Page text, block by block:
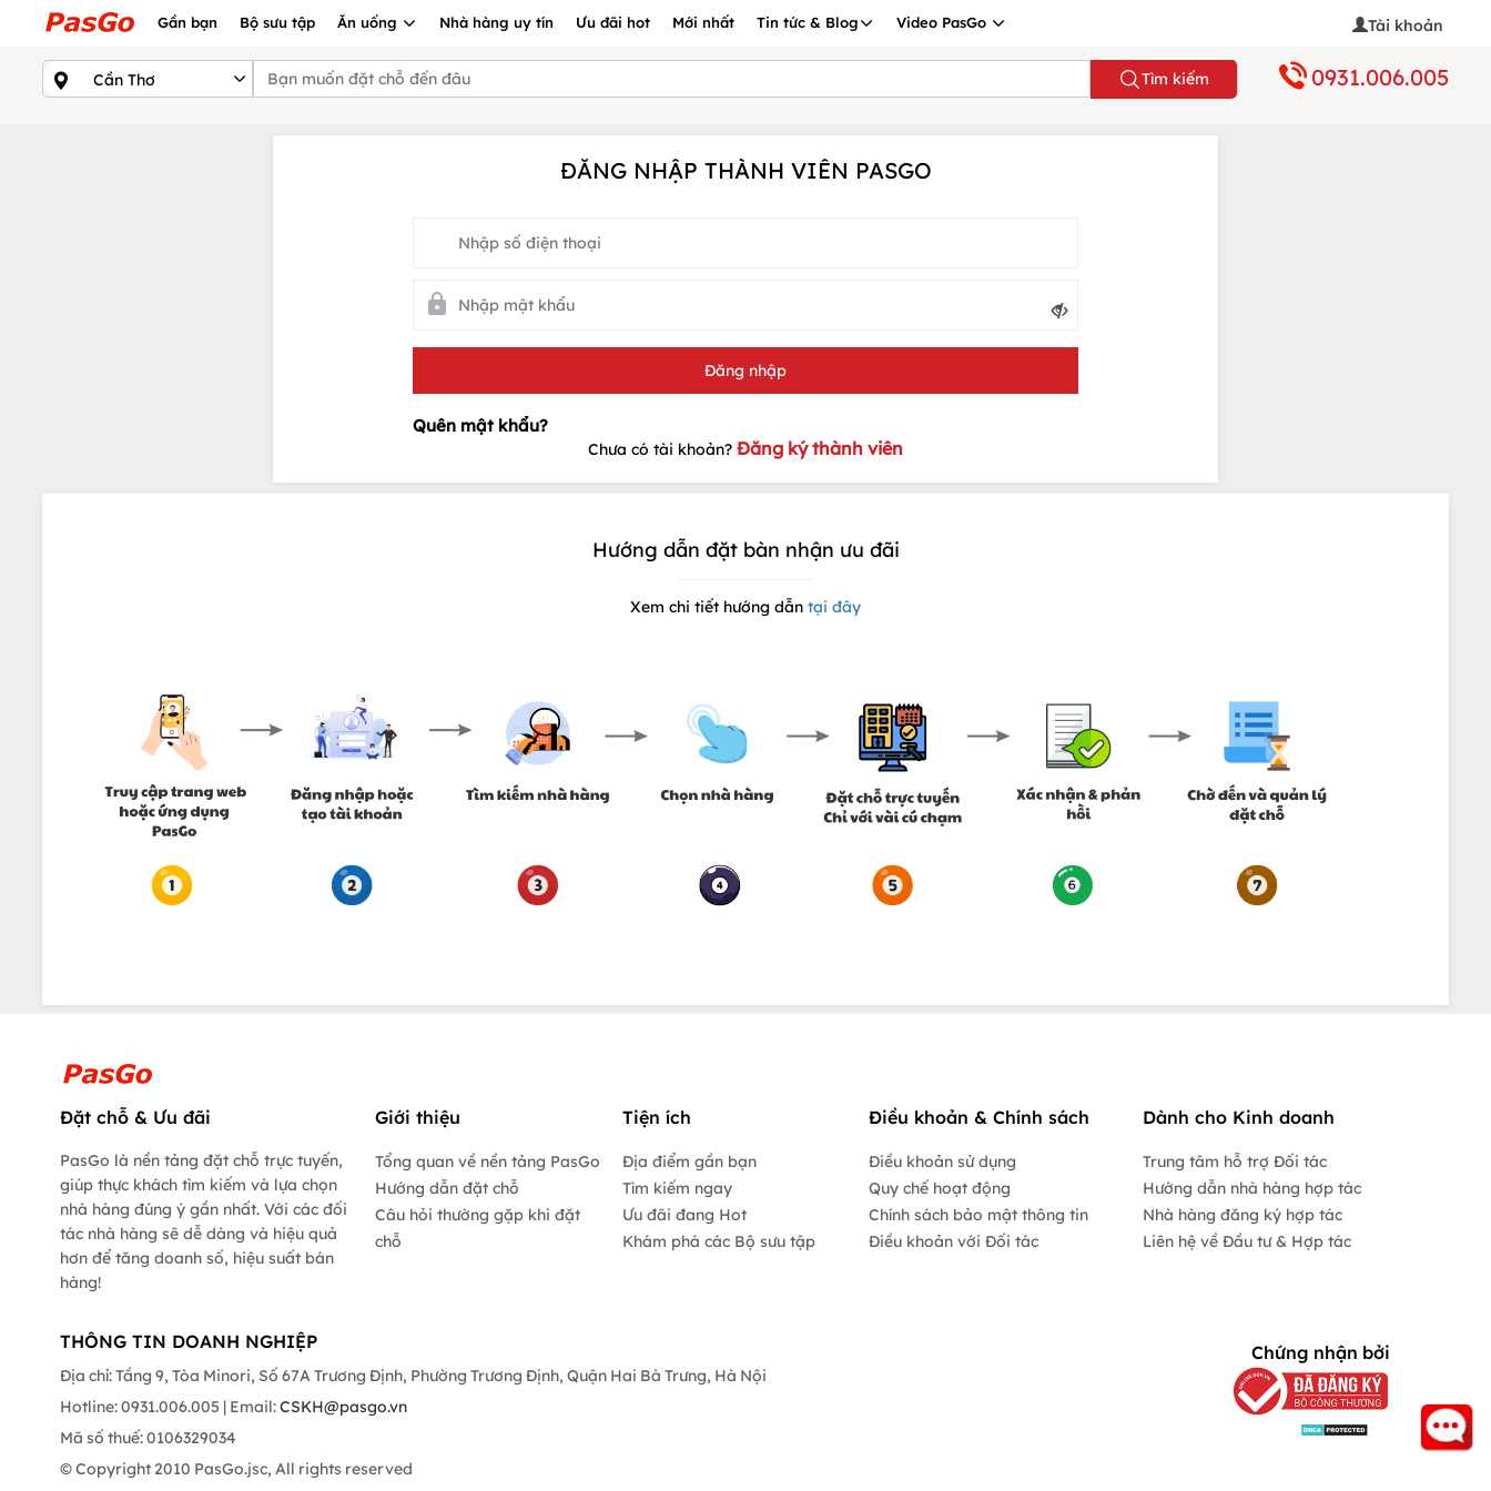
Gần bạn Bộ sưu tập Ăn uống Nhà hàng uy tín Ưu đãi hot Mới nhất Tin tức & Blog Video PasGo Tài khoản
Tìm kiếm 0931.006.005
ĐĂNG NHẬP THÀNH VIÊN PASGO
Chưa có tài khoản? Đăng ký thành viên
Hướng dẫn đặt bàn nhận ưu đãi
Xem chi tiết hướng dẫn tại đây
Đặt chỗ & Ưu đãi
PasGo là nền tảng đặt chỗ trực tuyến,
giúp thực khách tìm kiếm và lựa chọn
nhà hàng đúng ý gần nhất. Với các đối
tác nhà hàng sẽ dễ dàng và hiệu quả
hơn để tăng doanh số, hiệu suất bán
hàng!
Giới thiệu
Tổng quan về nền tảng PasGo
Hướng dẫn đặt chỗ
Câu hỏi thường gặp khi đặt
chỗ
Tiện ích
Địa điểm gần bạn
Tìm kiếm ngay
Ưu đãi đang Hot
Khám phá các Bộ sưu tập
Điều khoản & Chính sách
Điều khoản sử dụng
Quy chế hoạt động
Chính sách bảo mật thông tin
Điều khoản với Đối tác
Dành cho Kinh doanh
Trung tâm hỗ trợ Đối tác
Hướng dẫn nhà hàng hợp tác
Nhà hàng đăng ký hợp tác
Liên hệ về Đầu tư & Hợp tác
THÔNG TIN DOANH NGHIỆP
Địa chỉ: Tầng 9, Tòa Minori, Số 67A Trương Định, Phường Trương Định, Quận Hai Bà Trưng, Hà Nội
Hotline: 0931.006.005 | Email:CSKH@pasgo.vn
Mã số thuế: 0106329034
© Copyright 2010 PasGo.jsc, All rights reserved
Chứng nhận bởi